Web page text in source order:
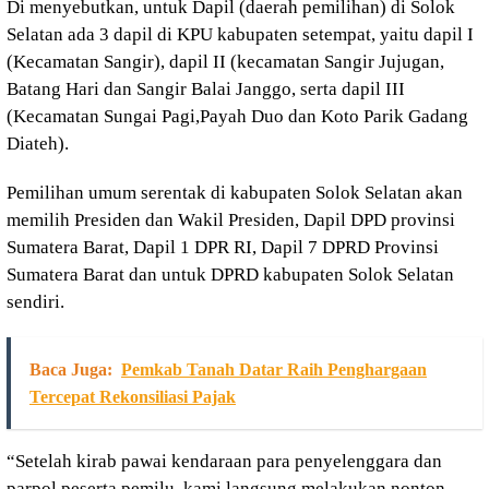
Di menyebutkan, untuk Dapil (daerah pemilihan) di Solok
Selatan ada 3 dapil di KPU kabupaten setempat, yaitu dapil I
(Kecamatan Sangir), dapil II (kecamatan Sangir Jujugan,
Batang Hari dan Sangir Balai Janggo, serta dapil III
(Kecamatan Sungai Pagi,Payah Duo dan Koto Parik Gadang
Diateh).
Pemilihan umum serentak di kabupaten Solok Selatan akan
memilih Presiden dan Wakil Presiden, Dapil DPD provinsi
Sumatera Barat, Dapil 1 DPR RI, Dapil 7 DPRD Provinsi
Sumatera Barat dan untuk DPRD kabupaten Solok Selatan
sendiri.
Baca Juga: Pemkab Tanah Datar Raih Penghargaan
Tercepat Rekonsiliasi Pajak
“Setelah kirab pawai kendaraan para penyelenggara dan